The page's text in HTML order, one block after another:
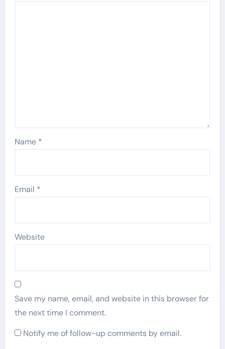
Name *
Email *
Website
Save my name, email, and website in this browser for
the next time I comment.
Notify me of follow-up comments by email.